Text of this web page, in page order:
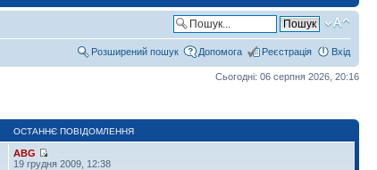
Розширений пошук Допомога Реєстрація Вхід
Сьогодні: 06 серпня 2026, 20:16
ОСТАННЄ ПОВІДОМЛЕННЯ
ABG
19 грудня 2009, 12:38